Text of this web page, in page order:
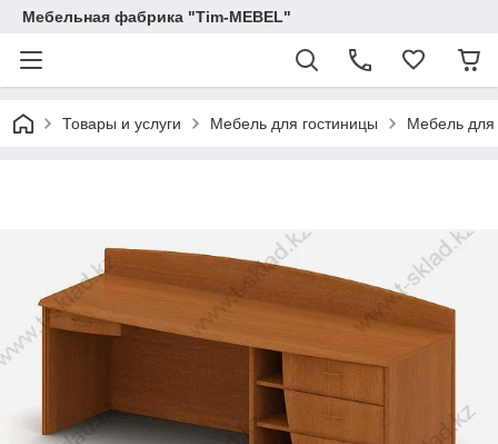
Мебельная фабрика "Tim-MEBEL"
Товары и услуги Мебель для гостиницы Мебель